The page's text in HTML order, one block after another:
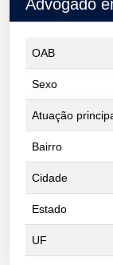
Advogado
OAB
Sexo
Atuação
Bairro
Cidade
Estado
UF